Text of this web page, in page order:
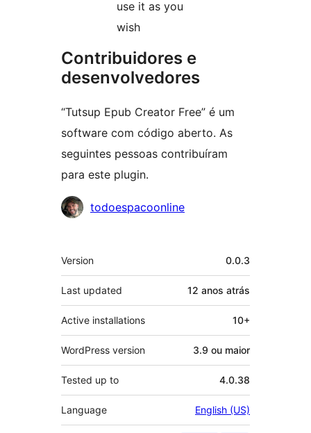
use it as you
wish
Contribuidores e
desenvolvedores
“Tutsup Epub Creator Free” é um
software com código aberto. As
seguintes pessoas contribuíram
para este plugin.
Contribuidores
todoespacoonline
Meta
Version 0.0.3
Last updated 12 anos atrás
Active installations 10+
WordPress version 3.9 ou maior
Tested up to 4.0.38
Language English (US)